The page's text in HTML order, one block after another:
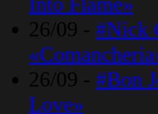
26/09 - #Nick
26/09 - #Bon
Love»